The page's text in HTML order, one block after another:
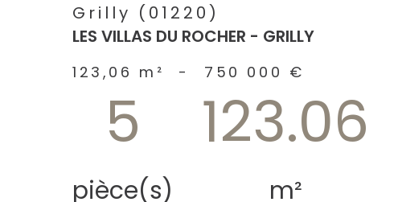
Grilly (01220)
LES VILLAS DU ROCHER - GRILLY
123,06 m² - 750 000 €
5
pièce(s)
123.06
m²